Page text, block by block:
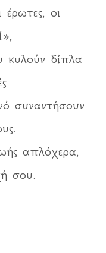
έρωτες, οι
κυλούν δίπλα
συναντήσουν
απλόχερα,
σου.